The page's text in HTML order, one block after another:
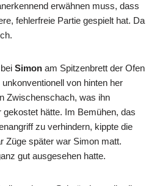
erwähnen muss, dass
fehlerfreie Partie gespielt hat. Da
Simon am Spitzenbrett der Ofen
von hinten her
Zwischenschach, was ihn
hätte. Im Bemühen, das
zu verhindern, kippte die
Züge später war Simon matt.
gut ausgesehen hatte.